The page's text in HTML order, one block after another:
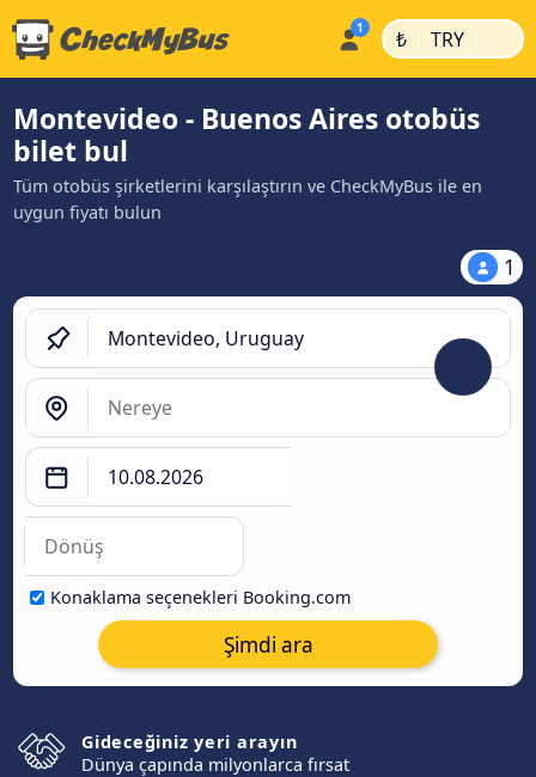
₺ | TRY |
Montevideo - Buenos Aires otobüs
bilet bul
Tüm otobüs şirketlerini karşılaştırın ve CheckMyBus ile en
uygun fiyatı bulun
1
Konaklama seçenekleri Booking.com
Şimdi ara
Gideceğiniz yeri arayın
Dünya çapında milyonlarca fırsat